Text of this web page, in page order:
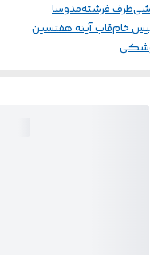
ظرف فرشتهمدوسا
خامقاب آینه هفتسین